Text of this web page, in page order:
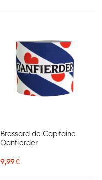
Brassard de Capitaine
Oanfierder
9,99 €